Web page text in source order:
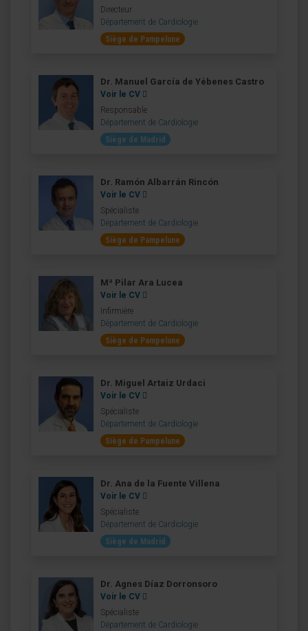
Directeur
Département de Cardiologie
Siège de Pampelune
Dr. Manuel García de Yébenes Castro
Voir le CV
Responsable
Département de Cardiologie
Siège de Madrid
Dr. Ramón Albarrán Rincón
Voir le CV
Spécialiste
Département de Cardiologie
Siège de Pampelune
Mª Pilar Ara Lucea
Voir le CV
Infirmière
Département de Cardiologie
Siège de Pampelune
Dr. Miguel Artaiz Urdaci
Voir le CV
Spécialiste
Département de Cardiologie
Siège de Pampelune
Dr. Ana de la Fuente Villena
Voir le CV
Spécialiste
Département de Cardiologie
Siège de Madrid
Dr. Agnes Díaz Dorronsoro
Voir le CV
Spécialiste
Département de Cardiologie